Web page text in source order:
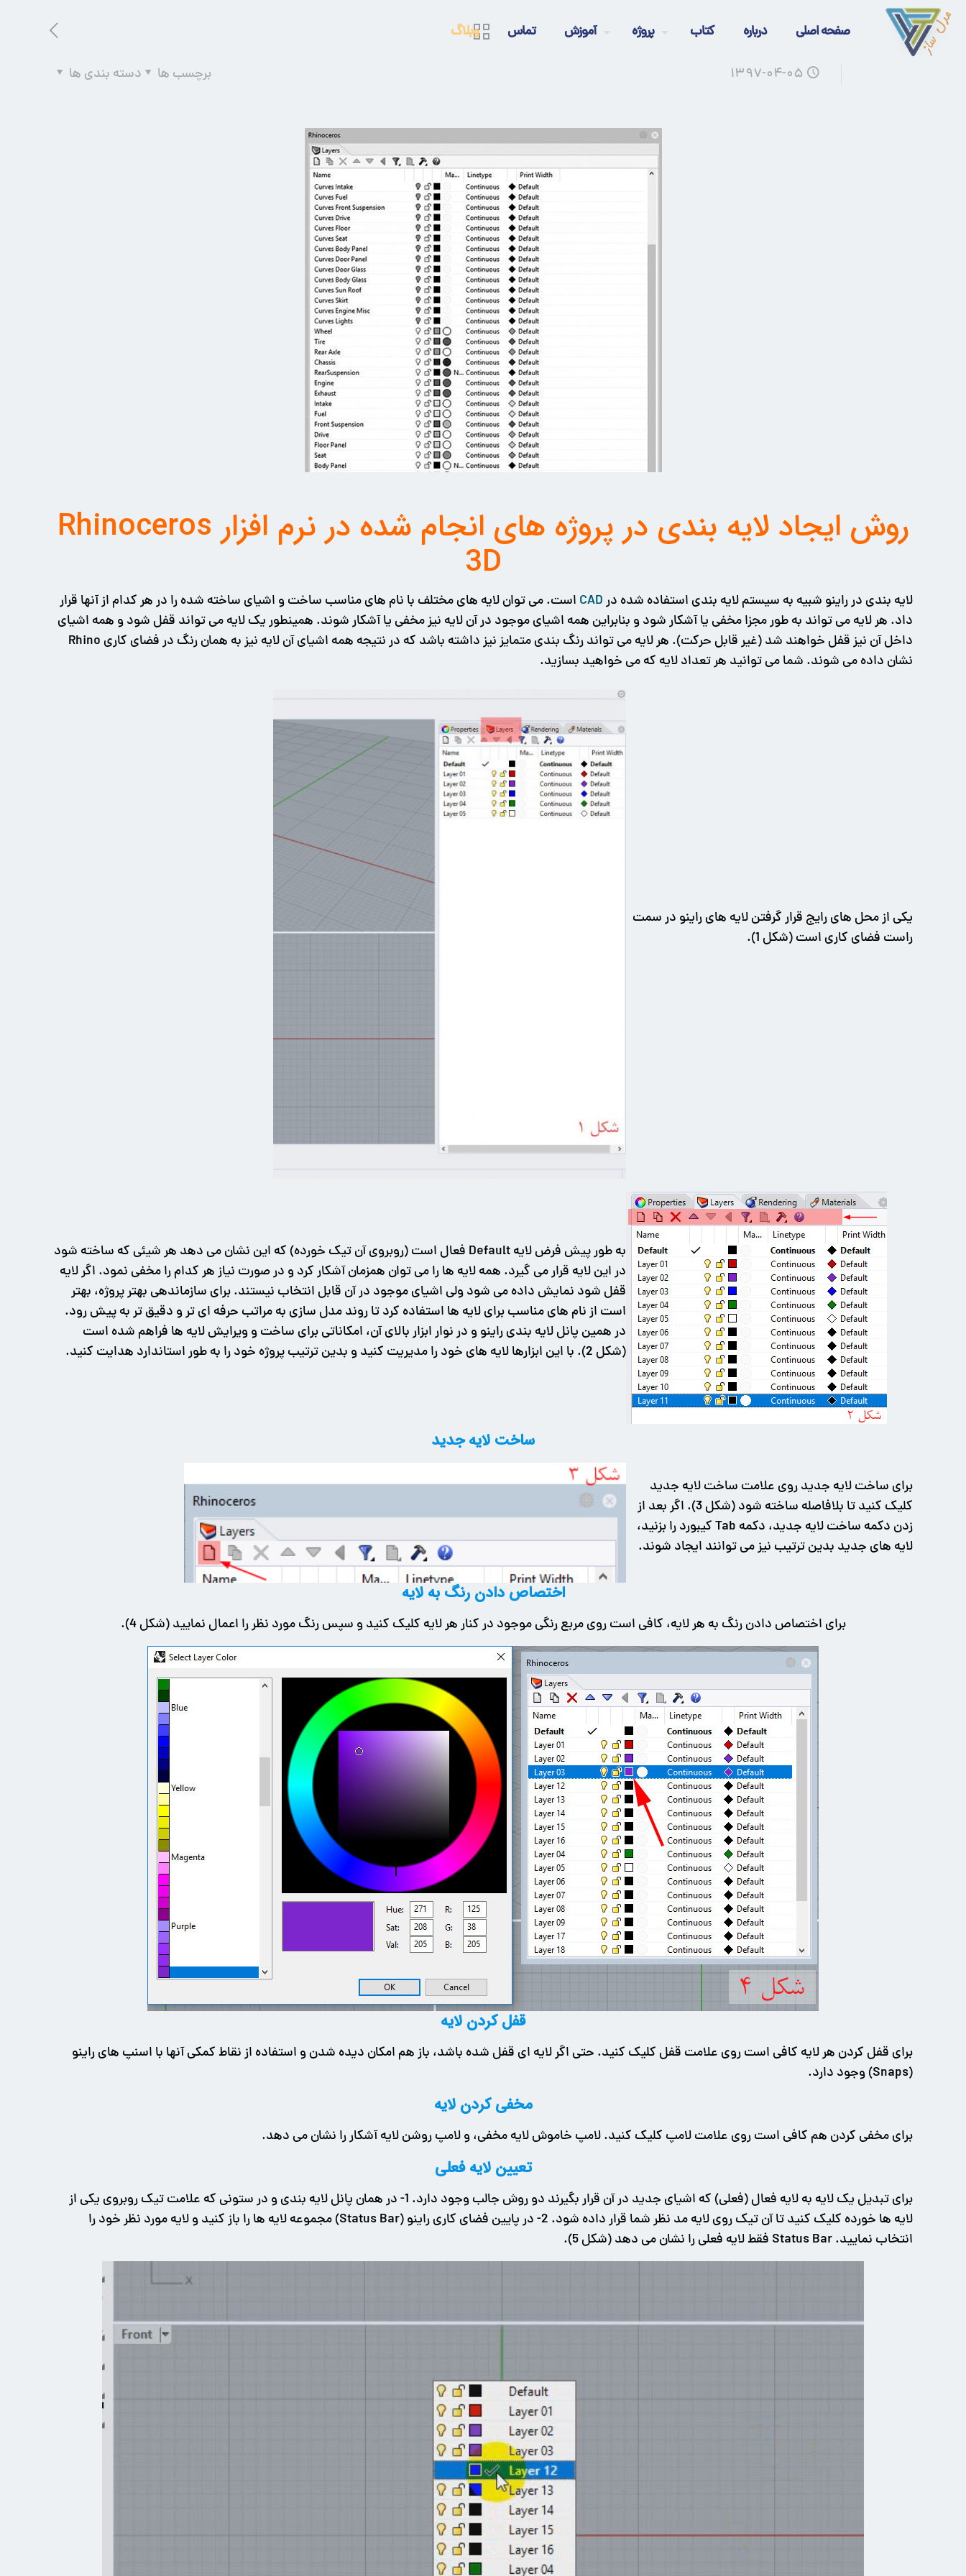
صفحه اصلی درباره کتاب پروژه آموزش تماس وبلاگ
۱۳۹۷-۰۴-۰۵ دسته بندی ها برچسب ها
روش ایجاد لایه بندی در پروژه های انجام شده در نرم افزار Rhinoceros
3D
لایه بندی در راینو شبیه به سیستم لایه بندی استفاده شده درCAD است. می توان لایه های مختلف با نام های مناسب ساخت و اشیای ساخته شده را در هر کدام از آنها قرار
داد. هر لایه می تواند به طور مجزا مخفی یا آشکار شود و بنابراین همه اشیای موجود در آن لایه نیز مخفی یا آشکار شوند. همینطور یک لایه می تواند قفل شود و همه اشیای
داخل آن نیز قفل خواهند شد (غیر قابل حرکت). هر لایه می تواند رنگ بندی متمایز نیز داشته باشد که در نتیجه همه اشیای آن لایه نیز به همان رنگ در فضای کاری Rhino
نشان داده می شوند. شما می توانید هر تعداد لایه که می خواهید بسازید.
یکی از محل های رایج قرار گرفتن لایه های راینو در سمت
راست فضای کاری است (شکل 1).
به طور پیش فرض لایه Default فعال است (روبروی آن تیک خورده) که این نشان می دهد هر شیئی که ساخته شود
در این لایه قرار می گیرد. همه لایه ها را می توان همزمان آشکار کرد و در صورت نیاز هر کدام را مخفی نمود. اگر لایه
قفل شود نمایش داده می شود ولی اشیای موجود در آن قابل انتخاب نیستند. برای سازماندهی بهتر پروژه، بهتر
است از نام های مناسب برای لایه ها استفاده کرد تا روند مدل سازی به مراتب حرفه ای تر و دقیق تر به پیش رود.
در همین پانل لایه بندی راینو و در نوار ابزار بالای آن، امکاناتی برای ساخت و ویرایش لایه ها فراهم شده است
(شکل 2). با این ابزارها لایه های خود را مدیریت کنید و بدین ترتیب پروژه خود را به طور استاندارد هدایت کنید.
ساخت لایه جدید
برای ساخت لایه جدید روی علامت ساخت لایه جدید
کلیک کنید تا بلافاصله ساخته شود (شکل 3). اگر بعد از
زدن دکمه ساخت لایه جدید، دکمه Tab کیبورد را بزنید،
لایه های جدید بدین ترتیب نیز می توانند ایجاد شوند.
اختصاص دادن رنگ به لایه
برای اختصاص دادن رنگ به هر لایه، کافی است روی مربع رنگی موجود در کنار هر لایه کلیک کنید و سپس رنگ مورد نظر را اعمال نمایید (شکل 4).
قفل کردن لایه
برای قفل کردن هر لایه کافی است روی علامت قفل کلیک کنید. حتی اگر لایه ای قفل شده باشد، باز هم امکان دیده شدن و استفاده از نقاط کمکی آنها با اسنپ های راینو
(Snaps) وجود دارد.
مخفی کردن لایه
برای مخفی کردن هم کافی است روی علامت لامپ کلیک کنید. لامپ خاموش لایه مخفی، و لامپ روشن لایه آشکار را نشان می دهد.
تعیین لایه فعلی
برای تبدیل یک لایه به لایه فعال (فعلی) که اشیای جدید در آن قرار بگیرند دو روش جالب وجود دارد. 1- در همان پانل لایه بندی و در ستونی که علامت تیک روبروی یکی از
لایه ها خورده کلیک کنید تا آن تیک روی لایه مد نظر شما قرار داده شود. 2- در پایین فضای کاری راینو (Status Bar) مجموعه لایه ها را باز کنید و لایه مورد نظر خود را
انتخاب نمایید. Status Bar فقط لایه فعلی را نشان می دهد (شکل 5).